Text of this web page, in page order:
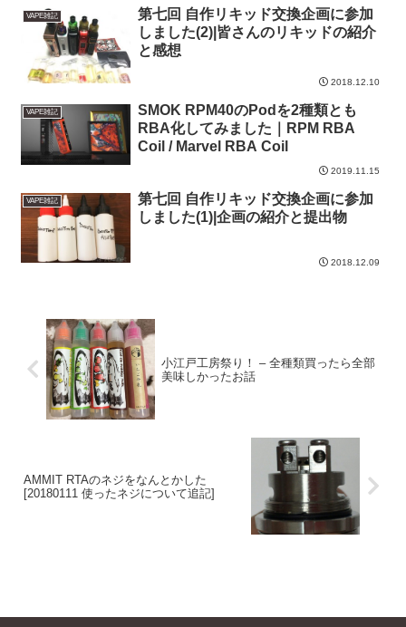
VAPE雑記
第七回 自作リキッド交換企画に参加
しました(2)|皆さんのリキッドの紹介
と感想
2018.12.10
VAPE雑記
SMOK RPM40のPodを2種類とも
RBA化してみました｜RPM RBA
Coil / Marvel RBA Coil
2019.11.15
VAPE雑記
第七回 自作リキッド交換企画に参加
しました(1)|企画の紹介と提出物
2018.12.09
小江戸工房祭り！ – 全種類買ったら全部
美味しかったお話
AMMIT RTAのネジをなんとかした
[20180111 使ったネジについて追記]